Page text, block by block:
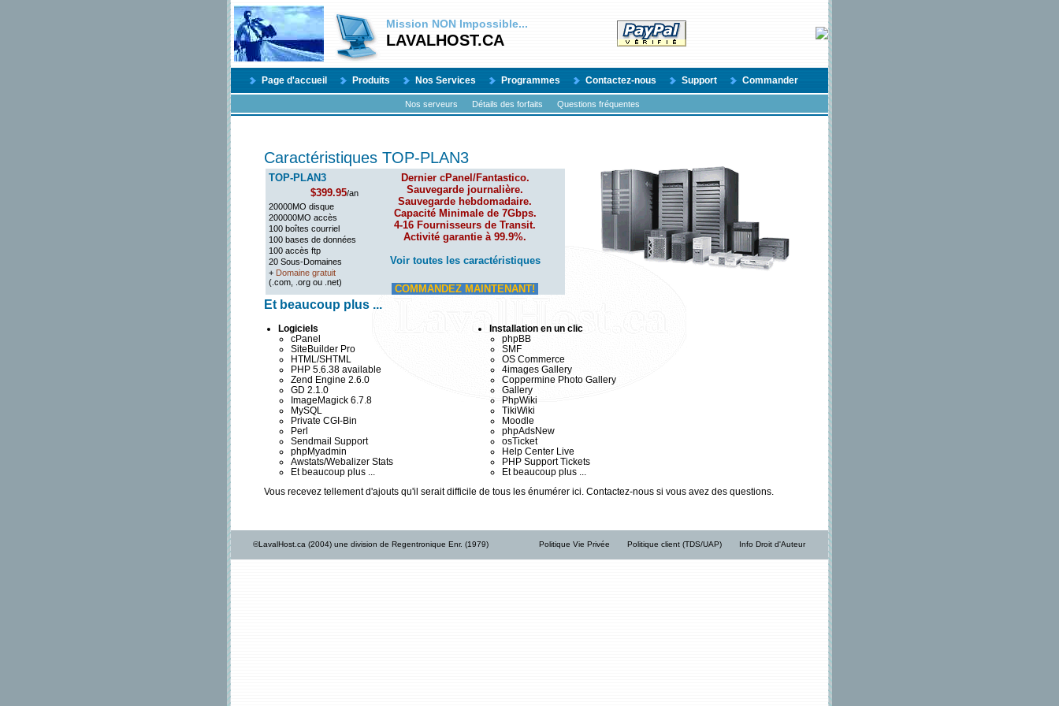
Mission NON Impossible...
LAVALHOST.CA
Page d'accueil Produits Nos Services Programmes Contactez-nous Support Commander
Nos serveurs Détails des forfaits Questions fréquentes
Caractéristiques TOP-PLAN3
TOP-PLAN3
$399.95/an
20000MO disque
200000MO accès
100 boîtes courriel
100 bases de données
100 accès ftp
20 Sous-Domaines
+ Domaine gratuit
(.com, .org ou .net)
Dernier cPanel/Fantastico.
Sauvegarde journalière.
Sauvegarde hebdomadaire.
Capacité Minimale de 7Gbps.
4-16 Fournisseurs de Transit.
Activité garantie à 99.9%.
Voir toutes les caractéristiques
COMMANDEZ MAINTENANT!
Et beaucoup plus ...
Logiciels
cPanel
SiteBuilder Pro
HTML/SHTML
PHP 5.6.38 available
Zend Engine 2.6.0
GD 2.1.0
ImageMagick 6.7.8
MySQL
Private CGI-Bin
Perl
Sendmail Support
phpMyadmin
Awstats/Webalizer Stats
Et beaucoup plus ...
Installation en un clic
phpBB
SMF
OS Commerce
4images Gallery
Coppermine Photo Gallery
Gallery
PhpWiki
TikiWiki
Moodle
phpAdsNew
osTicket
Help Center Live
PHP Support Tickets
Et beaucoup plus ...
Vous recevez tellement d'ajouts qu'il serait difficile de tous les énumérer ici. Contactez-nous si vous avez des questions.
©LavalHost.ca (2004) une division de Regentronique Enr. (1979) Politique Vie Privée Politique client (TDS/UAP) Info Droit d'Auteur